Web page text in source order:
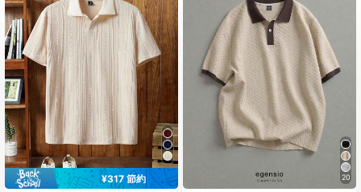
4.86 169K フォロワー
4.86 169K フォロワー
¥317 節約 20